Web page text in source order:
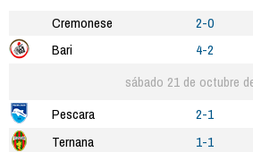
Cremonese
2-0
Bari
4-2
sábado 21 de octubre
Pescara
2-1
Ternana
1-1